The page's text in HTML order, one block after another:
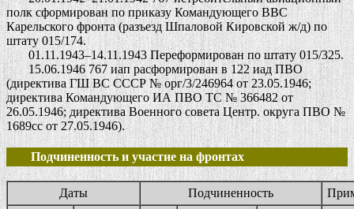
полк сформирован по приказу Командующего ВВС
Карельского фронта (разъезд Шпаловой Кировской ж/д) по
штату 015/174.
01.11.1943–14.11.1943 Переформирован по штату 015/325.
15.06.1946 767 иап расформирован в 122 иад ПВО
(директива ГШ ВС СССР № орг/3/246964 от 23.05.1946;
директива Командующего ИА ПВО ТС № 366482 от
26.05.1946; директива Военного совета Центр. округа ПВО №
1689сс от 27.05.1946).
Подчиненность и участие на фронтах
Даты Подчиненность